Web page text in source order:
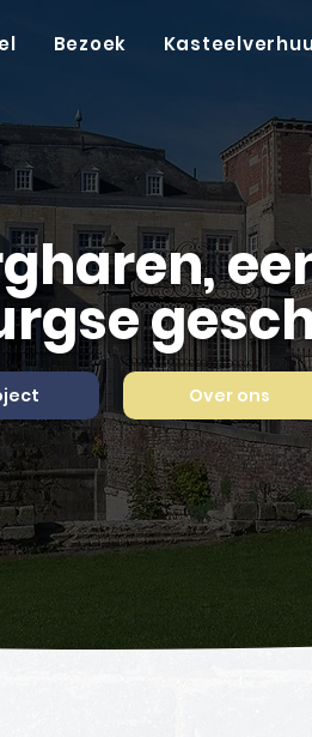
Bezoek
Over ons